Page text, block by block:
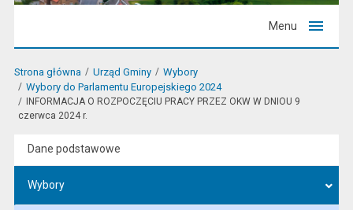
Menu
Strona główna Urząd Gminy
Wybory
Wybory do Parlamentu Europejskiego 2024
INFORMACJA O ROZPOCZĘCIU PRACY PRZEZ OKW W DNIOU 9
czerwca 2024 r.
Dane podstawowe
Wybory